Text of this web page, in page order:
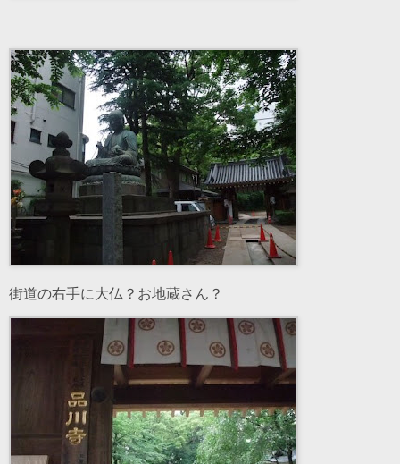
街道の右手に大仏？お地蔵さん？